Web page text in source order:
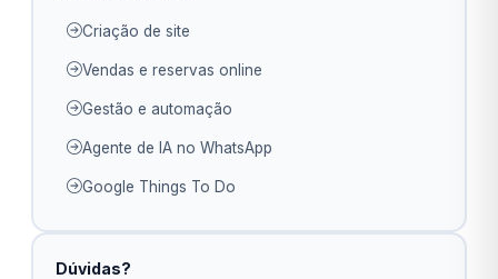
Criação de site
Vendas e reservas online
Gestão e automação
Agente de IA no WhatsApp
Google Things To Do
Dúvidas?